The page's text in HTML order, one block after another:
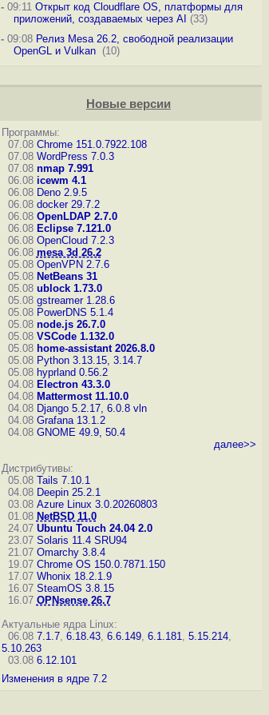
-09:11 Открыт код Cloudflare OS, платформы для
приложений, создаваемых через AI (33)
-09:08 Релиз Mesa 26.2, свободной реализации
OpenGL и Vulkan (10)
Новые версии
Программы:
07.08 Chrome 151.0.7922.108
07.08 WordPress 7.0.3
07.08 nmap 7.991
06.08 icewm 4.1
06.08 Deno 2.9.5
06.08 docker 29.7.2
06.08 OpenLDAP 2.7.0
06.08 Eclipse 7.121.0
06.08 OpenCloud 7.2.3
06.08 mesa 3d 26.2
05.08 OpenVPN 2.7.6
05.08 NetBeans 31
05.08 ublock 1.73.0
05.08 gstreamer 1.28.6
05.08 PowerDNS 5.1.4
05.08 node.js 26.7.0
05.08 VSCode 1.132.0
05.08 home-assistant 2026.8.0
05.08 Python 3.13.15, 3.14.7
05.08 hyprland 0.56.2
04.08 Electron 43.3.0
04.08 Mattermost 11.10.0
04.08 Django 5.2.17, 6.0.8 vln
04.08 Grafana 13.1.2
04.08 GNOME 49.9, 50.4
далее>>
Дистрибутивы:
05.08 Tails 7.10.1
04.08 Deepin 25.2.1
03.08 Azure Linux 3.0.20260803
01.08 NetBSD 11.0
24.07 Ubuntu Touch 24.04 2.0
23.07 Solaris 11.4 SRU94
21.07 Omarchy 3.8.4
19.07 Chrome OS 150.0.7871.150
17.07 Whonix 18.2.1.9
16.07 SteamOS 3.8.15
16.07 OPNsense 26.7
Актуальные ядра Linux:
06.08 7.1.7, 6.18.43, 6.6.149, 6.1.181, 5.15.214,
5.10.263
03.08 6.12.101
Изменения в ядре 7.2